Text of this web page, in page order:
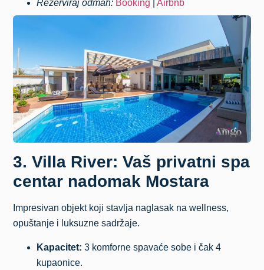
Rezerviraj odmah: Booking |Airbnb
3. Villa River: Vaš privatni spa
centar nadomak Mostara
Impresivan objekt koji stavlja naglasak na wellness,
opuštanje i luksuzne sadržaje.
Kapacitet: 3 komforne spavaće sobe i čak 4
kupaonice.